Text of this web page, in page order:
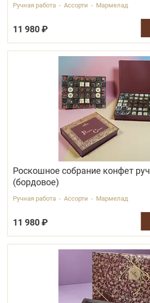
Ручная работа - Ассорти - Мармелад
11 980 ₽
Роскошное собрание конфет
(бордовое)
Ручная работа - Ассорти - Мармелад
11 980 ₽